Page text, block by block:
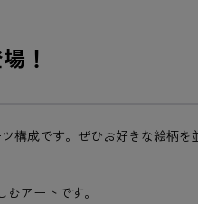
！
構成です。ぜひお好きな絵柄を
アートです。